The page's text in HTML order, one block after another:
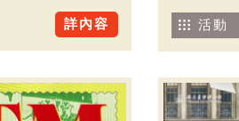
詳內容 活動